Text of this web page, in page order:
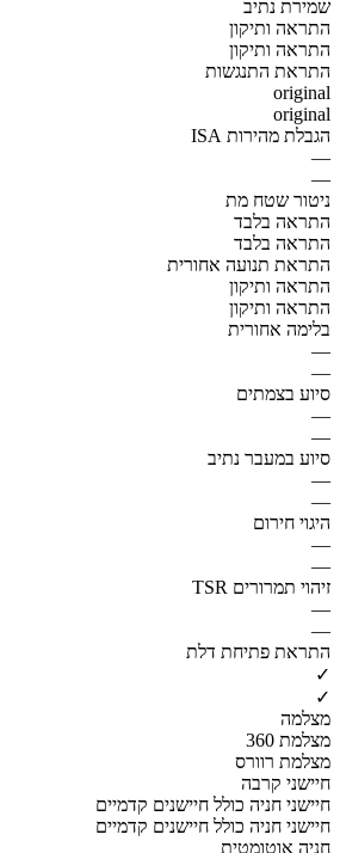
שמירת נתיב
התראה ותיקון
התראה ותיקון
התראת התנגשות
original
original
הגבלת מהירות ISA
—
—
ניטור שטח מת
התראה בלבד
התראה בלבד
התראת תנועה אחורית
התראה ותיקון
התראה ותיקון
בלימה אחורית
—
—
סיוע בצמתים
—
—
סיוע במעבר נתיב
—
—
היגוי חירום
—
—
זיהוי תמרורים TSR
—
—
התראת פתיחת דלת
✓
✓
מצלמה
מצלמת 360
מצלמת רוורס
חיישני קרבה
חיישני חניה כולל חיישנים קדמיים
חיישני חניה כולל חיישנים קדמיים
חניה אוטומטית